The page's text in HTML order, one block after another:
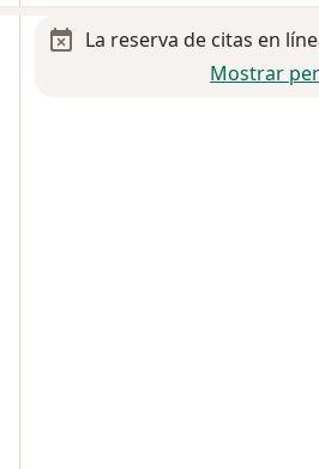
La reserva de citas en
Mostrar